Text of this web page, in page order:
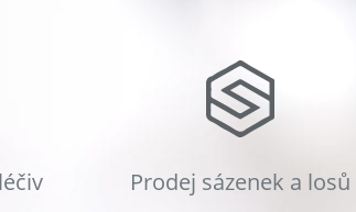
Prodej sázenek a losů